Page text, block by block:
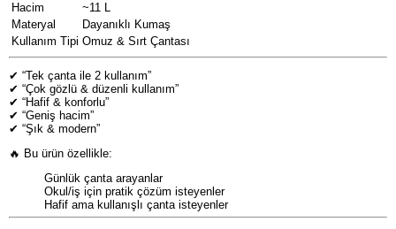
Hacim
~11 L
Materyal
Dayanıklı Kumaş
Kullanım Tipi Omuz & Sırt Çantası
✔ “Tek çanta ile 2 kullanım”
✔ “Çok gözlü & düzenli kullanım”
✔ “Hafif & konforlu”
✔ “Geniş hacim”
✔ “Şık & modern”
🔥 Bu ürün özellikle:
Günlük çanta arayanlar
Okul/iş için pratik çözüm isteyenler
Hafif ama kullanışlı çanta isteyenler